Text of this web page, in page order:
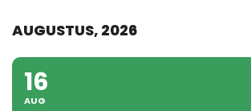
AUGUSTUS, 2026
16
AUG